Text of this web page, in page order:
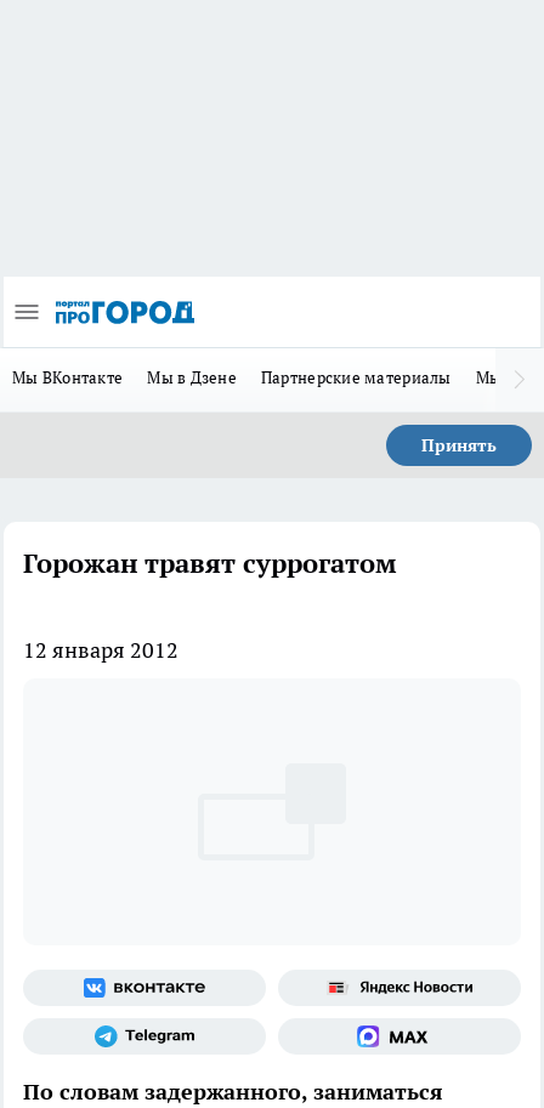
Мы ВКонтакте Мы в Дзене Партнерские материалы Мы в
Принять
Горожан травят суррогатом
12 января 2012
По словам задержанного, заниматься